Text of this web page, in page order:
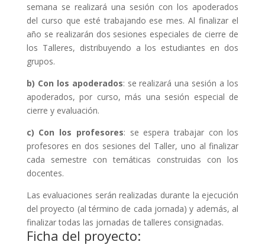
semana se realizará una sesión con los apoderados
del curso que esté trabajando ese mes. Al finalizar el
año se realizarán dos sesiones especiales de cierre de
los Talleres, distribuyendo a los estudiantes en dos
grupos.
b) Con los apoderados: se realizará una sesión a los
apoderados, por curso, más una sesión especial de
cierre y evaluación.
c) Con los profesores: se espera trabajar con los
profesores en dos sesiones del Taller, uno al finalizar
cada semestre con temáticas construidas con los
docentes.
Las evaluaciones serán realizadas durante la ejecución
del proyecto (al término de cada jornada) y además, al
finalizar todas las jornadas de talleres consignadas.
Ficha del proyecto: